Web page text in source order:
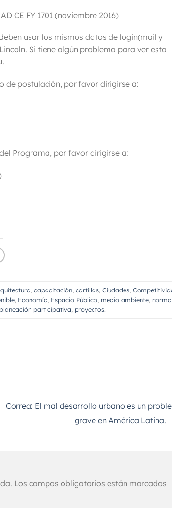
CE FY 1701 (noviembre 2016)
usar los mismos datos de login(mail y
Si tiene algún problema para ver esta
de postulación, por favor dirigirse a:
Programa, por favor dirigirse a:
,capacitación ,cartillas ,Ciudades ,
, Economía Espacio Público, medio ambiente,
planeación participativa proyectos.
Correa: El mal desarrollo urbano es un
grave en América Latina.
Los campos obligatorios están marcados